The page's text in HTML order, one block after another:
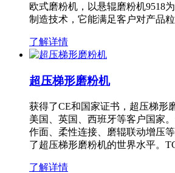
欧式磨粉机，以悬辊磨粉机9518
制造技术，它能满足客户对产品
了解详情
超压梯形磨粉机
获得了CE和国家证书，超压梯形
美国、英国、西班牙等客户国家
作面、柔性连接、磨辊联动增压
了超压梯形磨粉机的世界水平。
了解详情